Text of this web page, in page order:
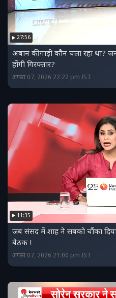
27:56
अबान की गाड़ी कौन चला रहा था?
होंगी गिरफ्तार?
अगस्त 07, 2026 22:22 pm IST
11:35
जब संसद में शाह ने सबको चौंका
बैठक !
अगस्त 07, 2026 21:00 pm IST